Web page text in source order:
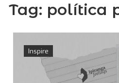
Tag: política
Inspire